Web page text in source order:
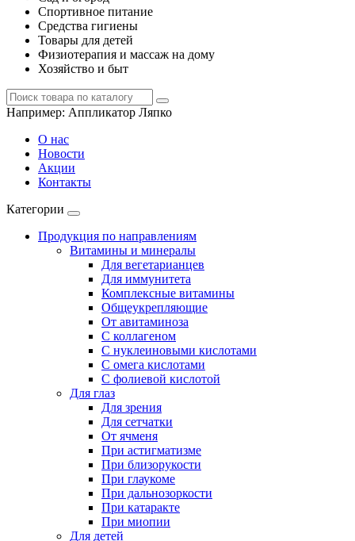
Спортивное питание
Средства гигиены
Товары для детей
Физиотерапия и массаж на дому
Хозяйство и быт
Например: Аппликатор Ляпко
О нас
Новости
Акции
Контакты
Категории
Продукция по направлениям
Витамины и минералы
Для вегетарианцев
Для иммунитета
Комплексные витамины
Общеукрепляющие
От авитаминоза
С коллагеном
С нуклеиновыми кислотами
С омега кислотами
С фолиевой кислотой
Для глаз
Для зрения
Для сетчатки
От ячменя
При астигматизме
При близорукости
При глаукоме
При дальнозоркости
При катаракте
При миопии
Для детей